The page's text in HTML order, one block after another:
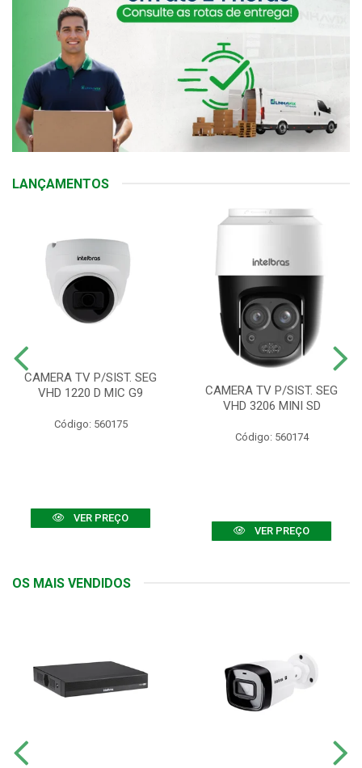
LANÇAMENTOS
CAMERA TV P/SIST. SEG
VHD 1220 D MIC G9
Código: 560175
VER PREÇO
CAMERA TV P/SIST. SEG
VHD 3206 MINI SD
Código: 560174
VER PREÇO
OS MAIS VENDIDOS